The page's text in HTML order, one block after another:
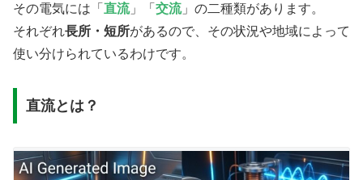
その電気には「 直流」「 交流」の二種類があります。
それぞれ長所・短所があるので、その状況や地域によって
使い分けられているわけです。
直流とは？